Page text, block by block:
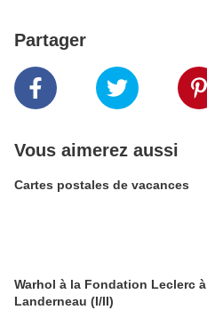
Partager
Vous aimerez aussi
Cartes postales de vacances
Warhol à la Fondation Leclerc à
Landerneau (I/II)